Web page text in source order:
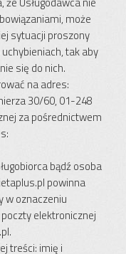
może
sytuacji proszony
tak aby
się do nich.
na adres:
30/60, 01-248
za pośrednictwem
bądź osoba
powinna
w oznaczeniu
elektronicznej
.
treści: imię i